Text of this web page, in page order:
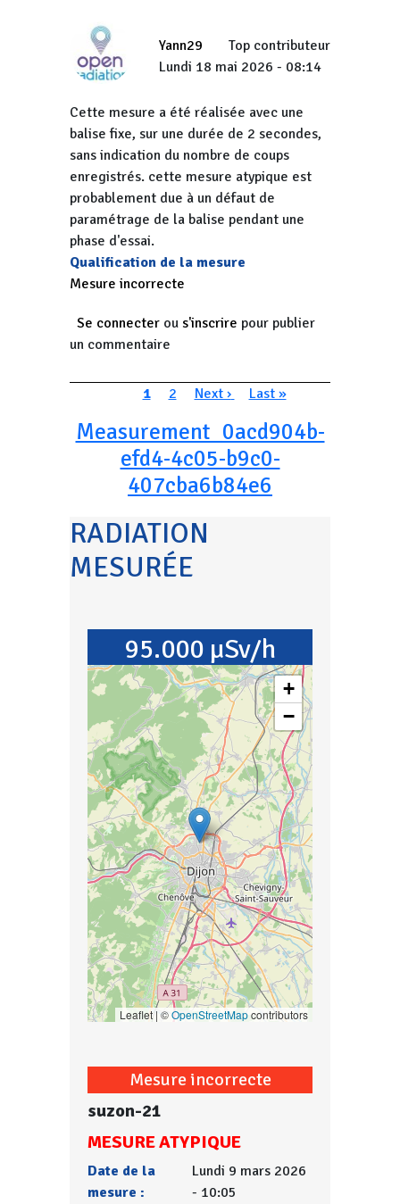
Yann29
Top contributeur
Lundi 18 mai 2026 - 08:14
Cette mesure a été réalisée avec une
balise fixe, sur une durée de 2 secondes,
sans indication du nombre de coups
enregistrés. cette mesure atypique est
probablement due à un défaut de
paramétrage de la balise pendant une
phase d'essai.
Qualification de la mesure
Mesure incorrecte
Se connecter ou s'inscrire pour publier
un commentaire
PaginationPage courante
1 Page
2 Page suivante
Next › Dernière page
Last »
Measurement_0acd904b-
efd4-4c05-b9c0-
407cba6b84e6
RADIATION
MESURÉE
95.000 µSv/h
+
−
Leaflet | ©OpenStreetMapcontributors
Mesure incorrecte
suzon-21
MESURE ATYPIQUE
Date de la
mesure :
Lundi 9 mars 2026
- 10:05